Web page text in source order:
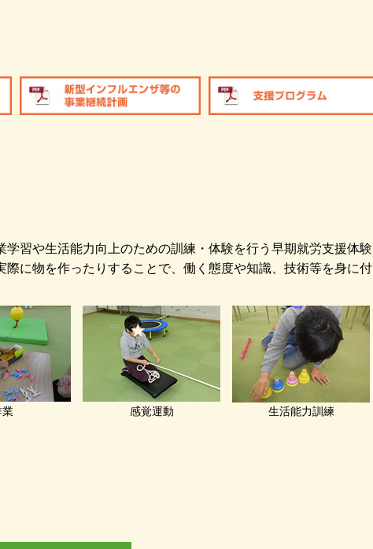
習や生活能力向上のための訓練・体験を行う早期就労支援体験
に物を作ったりすることで、働く態度や知識、技術等を身に付
業 感覚運動 生活能力訓練